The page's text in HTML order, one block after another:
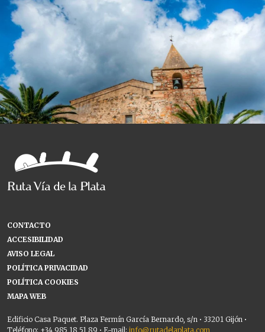
CONTACTO
ACCESIBILIDAD
AVISO LEGAL
POLÍTICA PRIVACIDAD
POLÍTICA COOKIES
MAPA WEB
Edificio Casa Paquet. Plaza Fermín García Bernardo, s/n • 33201 Gijón •
Teléfono: +34 985 18 51 89 • E-mail: info@rutadelaplata.com